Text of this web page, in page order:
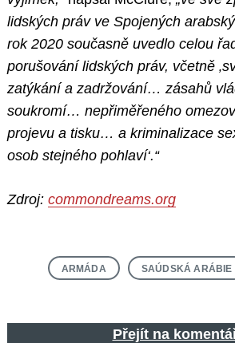
lidských práv ve Spojených
rok 2020 současně uvedlo celou
porušování lidských práv, včetně
zatýkání a zadržování… zásahů
soukromí… nepřiměřeného
projevu a tisku… a kriminalizace
osob stejného pohlaví‘.“
Zdroj: commondreams.org
ARMÁDA SAÚDSKÁ ARÁBIE
Přejít na